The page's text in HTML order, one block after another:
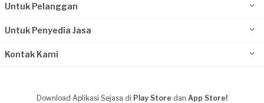
Untuk Pelanggan
Untuk Penyedia Jasa
Kontak Kami
Download Aplikasi Sejasa di Play Store dan App Store!